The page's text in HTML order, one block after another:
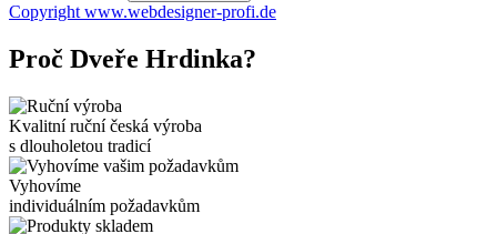
Copyright www.webdesigner-profi.de
Proč Dveře Hrdinka?
Kvalitní ruční česká výroba
s dlouholetou tradicí
Vyhovíme
individuálním požadavkům